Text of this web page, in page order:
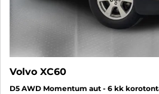
Volvo XC60
D5 AWD Momentum aut - 6 kk